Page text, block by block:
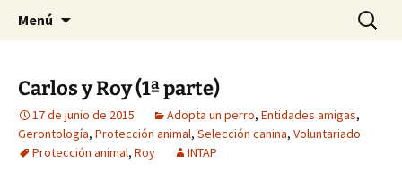
HABIER – Vínculo humano-
animal: Intervenciones,
Formación e Investigación
HABIER – Human-animal bond in
interventions, education & research
Menú Buscar:
Carlos y Roy (1ª parte)
17 de junio de 2015 Adopta un perro, Entidades amigas,
Gerontología, Protección animal, Selección canina, Voluntariado
Protección animal, Roy INTAP